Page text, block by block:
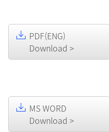
PDF(ENG)
Download >
MS WORD
Download >